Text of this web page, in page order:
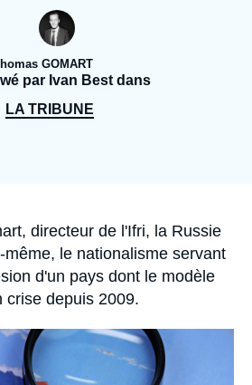
Se connecter
Proche-Orient
GOMART
par Ivan Best dans
LA TRIBUNE
directeur de l'Ifri, la Russie
le nationalisme servant
d'un pays dont le modèle
crise depuis 2009.